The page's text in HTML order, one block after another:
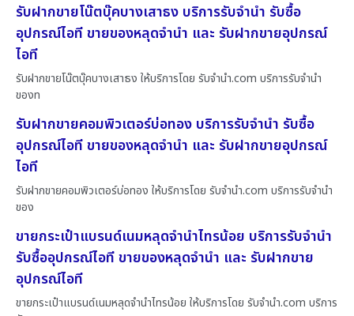
รับฝากขายโน๊ตบุ๊คบางเสาธง บริการรับจำนำ รับซื้อ
อุปกรณ์ไอที ขายของหลุดจำนำ และ รับฝากขายอุปกรณ์
ไอที
รับฝากขายโน๊ตบุ๊คบางเสาธง ให้บริการโดย รับจํานํา.com บริการรับจำนำ
ของท
รับฝากขายคอมพิวเตอร์บ่อทอง บริการรับจำนำ รับซื้อ
อุปกรณ์ไอที ขายของหลุดจำนำ และ รับฝากขายอุปกรณ์
ไอที
รับฝากขายคอมพิวเตอร์บ่อทอง ให้บริการโดย รับจํานํา.com บริการรับจำนำ
ของ
ขายกระเป๋าแบรนด์เนมหลุดจำนำไทรน้อย บริการรับจำนำ
รับซื้ออุปกรณ์ไอที ขายของหลุดจำนำ และ รับฝากขาย
อุปกรณ์ไอที
ขายกระเป๋าแบรนด์เนมหลุดจำนำไทรน้อย ให้บริการโดย รับจํานํา.com บริการ